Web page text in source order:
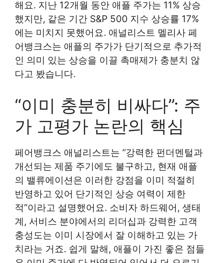
해요. 지난 12개월 동안 애플 주가는 11% 상승
했지만, 같은 기간 S&P 500 지수 상승률 17%
에는 미치지 못했어요. 애널리스트 멜리사 페
어뱅크스는 애플의 주가가 단기적으로 추가적
인 의미 있는 상승을 이끌 촉매제가 충분치 않
다고 봤습니다.
“이미 충분히 비싸다”: 주
가 고평가 논란의 핵심
페어뱅크스 애널리스트는 “강력한 펀더멘털과
개선되는 제품 주기에도 불구하고, 현재 애플
의 밸류에이션은 이러한 강점을 이미 적절히
반영하고 있어 단기적인 상승 여력이 제한
적”이라고 설명했어요. 소비자 하드웨어, 생태
계, 서비스 분야에서의 리더십과 강력한 고객
충성도는 이미 시장에서 잘 이해하고 있는 가
치라는 거죠. 쉽게 말해, 애플이 가진 좋은 점들